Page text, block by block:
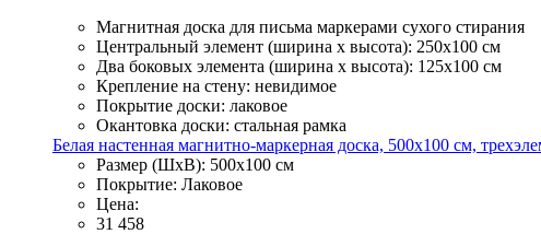
Магнитная доска для письма маркерами сухого стирания
Центральный элемент (ширина х высота): 250х100 см
Два боковых элемента (ширина х высота): 125х100 см
Крепление на стену: невидимое
Покрытие доски: лаковое
Окантовка доски: стальная рамка
Белая настенная магнитно-маркерная доска, 500х100 см,
Размер (ШхВ): 500х100 см
Покрытие: Лаковое
Цена:
31 458